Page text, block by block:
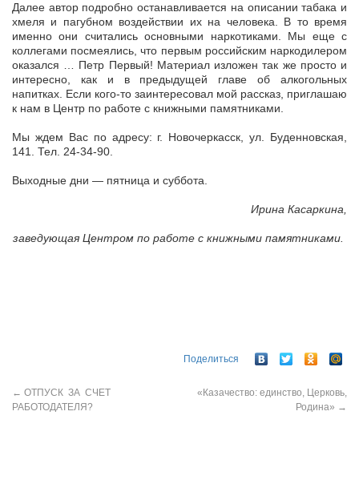
Далее автор подробно останавливается на описании табака и
хмеля и пагубном воздействии их на человека. В то время
именно они считались основными наркотиками. Мы еще с
коллегами посмеялись, что первым российским наркодилером
оказался … Петр Первый! Материал изложен так же просто и
интересно, как и в предыдущей главе об алкогольных
напитках. Если кого-то заинтересовал мой рассказ, приглашаю
к нам в Центр по работе с книжными памятниками.
Мы ждем Вас по адресу: г. Новочеркасск, ул. Буденновская,
141. Тел. 24-34-90.
Выходные дни — пятница и суббота.
Ирина Касаркина,
заведующая Центром по работе с книжными памятниками.
Поделиться
← ОТПУСК ЗА СЧЕТ
РАБОТОДАТЕЛЯ?
«Казачество: единство, Церковь,
Родина» →